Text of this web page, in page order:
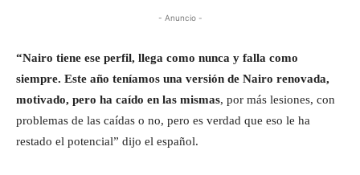
- Anuncio -
“Nairo tiene ese perfil, llega como nunca y falla como
siempre. Este año teníamos una versión de Nairo renovada,
motivado, pero ha caído en las mismas, por más lesiones, con
problemas de las caídas o no, pero es verdad que eso le ha
restado el potencial” dijo el español.